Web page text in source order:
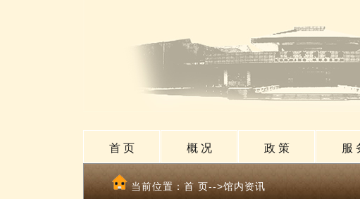
首 页 概 况 政 策 服
当前位置： 首 页-->馆内资讯